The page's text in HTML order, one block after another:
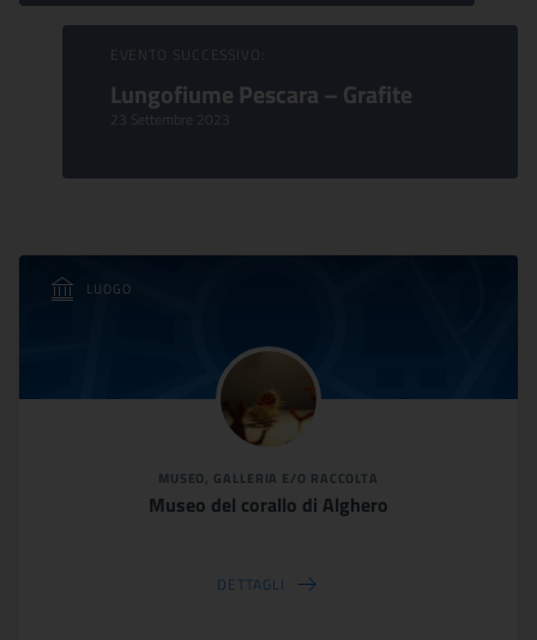
EVENTO SUCCESSIVO:
Lungofiume Pescara – Grafite
23 Settembre 2023
LUOGO
MUSEO, GALLERIA E/O RACCOLTA
Museo del corallo di Alghero
DETTAGLI